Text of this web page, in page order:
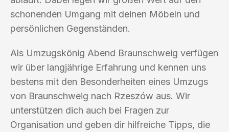
schonenden Umgang mit deinen Möbeln und
persönlichen Gegenständen.
Als Umzugskönig Abend Braunschweig verfügen
wir über langjährige Erfahrung und kennen uns
bestens mit den Besonderheiten eines Umzugs
von Braunschweig nach Rzeszów aus. Wir
unterstützen dich auch bei Fragen zur
Organisation und geben dir hilfreiche Tipps, die